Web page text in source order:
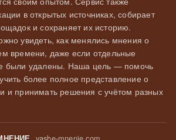
в открытых источниках, собирает
и сохраняет их историю.
увидеть, как менялись мнения о
времени, даже если отдельные
были удалены. Наша цель — помочь
более полное представление о
и принимать решения с учётом разных